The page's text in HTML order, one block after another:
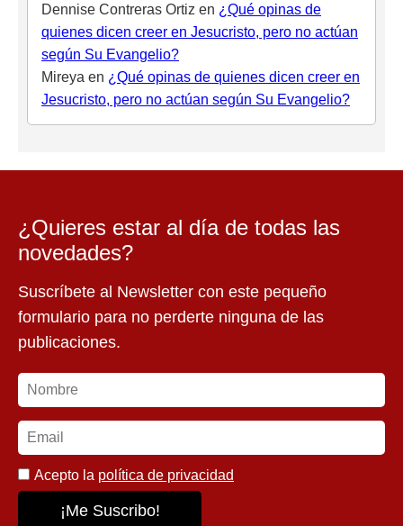
Dennise Contreras Ortiz en ¿Qué opinas de
quienes dicen creer en Jesucristo, pero no actúan
según Su Evangelio?
Mireya en ¿Qué opinas de quienes dicen creer en
Jesucristo, pero no actúan según Su Evangelio?
¿Quieres estar al día de todas las
novedades?
Suscríbete al Newsletter con este pequeño
formulario para no perderte ninguna de las
publicaciones.
Acepto la política de privacidad